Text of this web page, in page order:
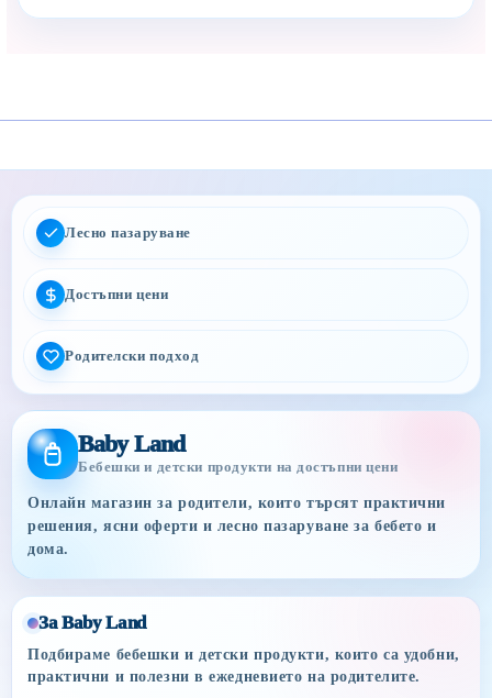
Лесно пазаруване
Достъпни цени
Родителски подход
Baby Land
Бебешки и детски продукти на достъпни цени
Онлайн магазин за родители, които търсят практични
решения, ясни оферти и лесно пазаруване за бебето и
дома.
За Baby Land
Подбираме бебешки и детски продукти, които са удобни,
практични и полезни в ежедневието на родителите.